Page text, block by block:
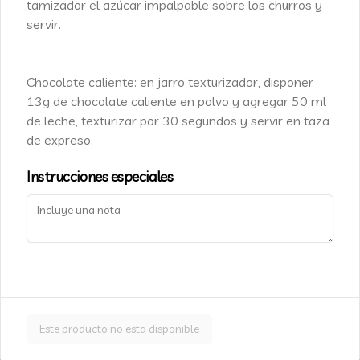
Helado.
Blondie Frambuesa KETO 90
LOW CARB Solo 7,2 grs Carbos Netos
Mantequilla, Harina de Almendras,
Huevo, Alulosa, Harina de Coco,
Frambuesa, Goma Xantana.
$4.300
acompañarlo con Helado.
tamizador el azúcar impalpable sobre los churros y
servir.
Chocolate caliente: en jarro texturizador, disponer
13g de chocolate caliente en polvo y agregar 50 ml
de leche, texturizar por 30 segundos y servir en taza
de expreso.
Instrucciones especiales
Este producto no esta disponible